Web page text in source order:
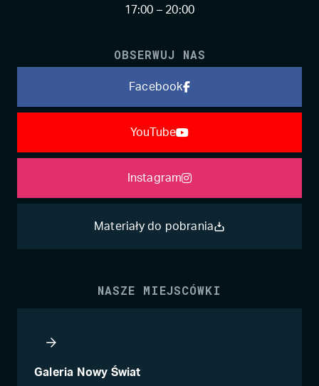
17:00 – 20:00
OBSERWUJ NAS
Facebook
YouTube
Instagram
Materiały do pobrania
NASZE MIEJSCÓWKI
Galeria Nowy Świat